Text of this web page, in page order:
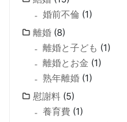
婚前不倫 (1)
離婚 (8)
離婚と子ども (1)
離婚とお金 (1)
熟年離婚 (1)
慰謝料 (5)
養育費 (1)